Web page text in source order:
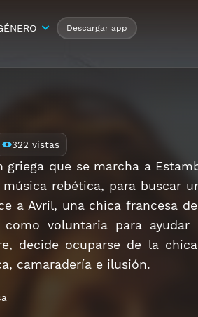
Descargar app
322 vistas
griega que se marcha a
rebética, para buscar
a Avril, una chica francesa
voluntaria para
decide ocuparse de la
camaradería e ilusión.